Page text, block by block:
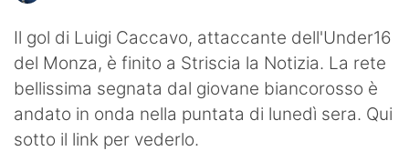
Volley
Hockey
Altri sport
Il gol di Luigi Caccavo, attaccante dell'Under16
del Monza, è finito a Striscia la Notizia. La rete
bellissima segnata dal giovane biancorosso è
andato in onda nella puntata di lunedì sera. Qui
sotto il link per vederlo.